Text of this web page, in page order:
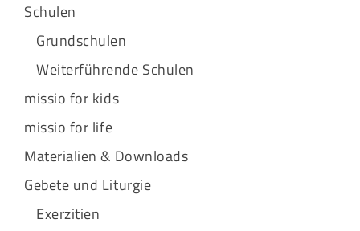
Schulen
Grundschulen
Weiterführende Schulen
missio for kids
missio for life
Materialien & Downloads
Gebete und Liturgie
Exerzitien